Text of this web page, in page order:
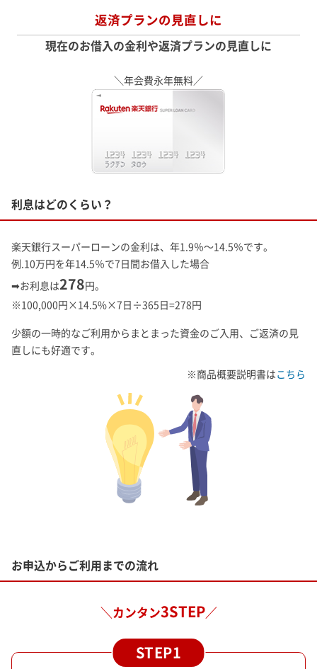
返済プランの見直しに
現在のお借入の金利や返済プランの見直しに
＼年会費永年無料／
利息はどのくらい？
楽天銀行スーパーローンの金利は、年1.9％～14.5％です。
例.10万円を年14.5％で7日間お借入した場合
➡お利息は278円。
※100,000円×14.5%×7日÷365日=278円
少額の一時的なご利用からまとまった資金のご入用、ご返済の見
直しにも好適です。
※商品概要説明書はこちら
お申込からご利用までの流れ
＼カンタン3STEP／